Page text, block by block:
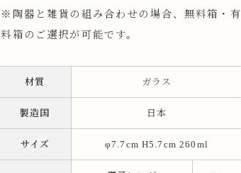
※陶器と雑貨の組み合わせの場合、無料箱・有
料箱のご選択が可能です。
材質 ガラス
製造国 日本
サイズ φ7.7cm H5.7cm 260ml